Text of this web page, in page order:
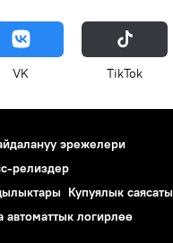
VK ТikТоk
эрежелери
релиздер
Купуялык саясаты
логирлөө